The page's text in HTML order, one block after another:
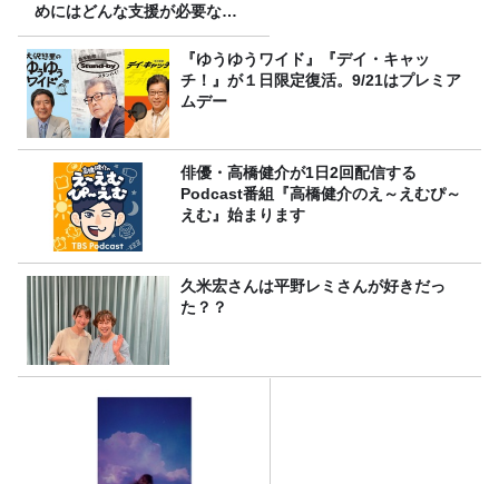
めにはどんな支援が必要なの
か
『ゆうゆうワイド』『デイ・キャッ
チ！』が１日限定復活。9/21はプレミア
ムデー
俳優・高橋健介が1日2回配信する
Podcast番組『高橋健介のえ～えむぴ～
えむ』始まります
久米宏さんは平野レミさんが好きだっ
た？？